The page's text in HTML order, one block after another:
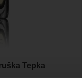
Tepka